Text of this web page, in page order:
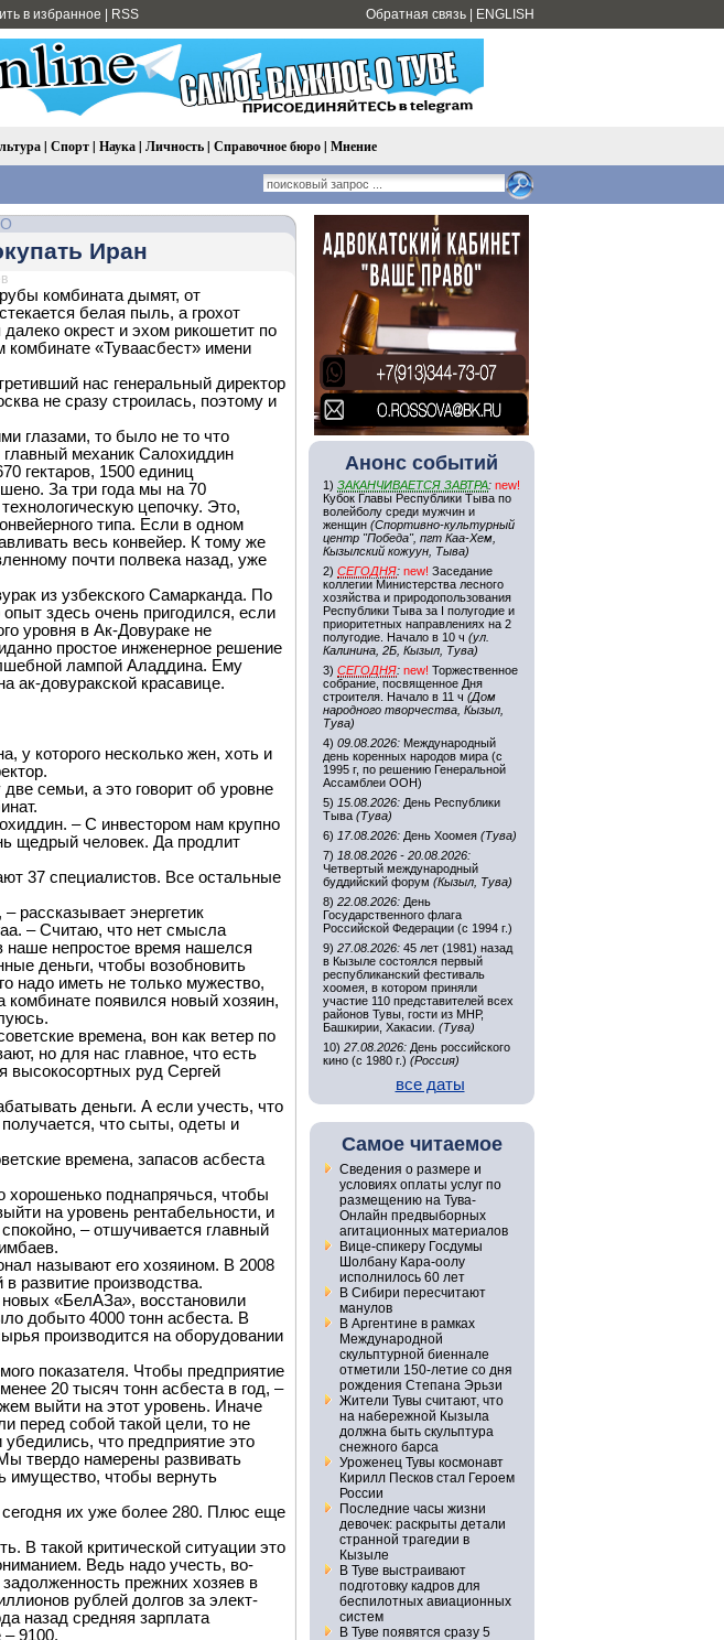
в избранное RSS Обратная связь ENGLISH
| Спорт| Наука| Личность| Справочное бюро| Мнение
Иран
комбината дымят, от
белая пыль, а грохот
окрест и эхом рикошетит по
«Туваасбест» имени
нас генеральный директор
не сразу строилась, поэтому и
глазами, то было не то что
механик Салохиддин
гектаров, 1500 единиц
За три года мы на 70
цепочку. Это,
типа. Если в одном
весь конвейер. К тому же
почти полвека назад, уже
из узбекского Самарканда. По
здесь очень пригодился, если
уровня в Ак-Довураке не
простое инженерное решение
лампой Аладдина. Ему
ак-довуракской красавице.
у которого несколько жен, хоть и
семьи, а это говорит об уровне
– С инвестором нам крупно
щедрый человек. Да продлит
37 специалистов. Все остальные
рассказывает энергетик
– Считаю, что нет смысла
наше непростое время нашелся
деньги, чтобы возобновить
надо иметь не только мужество,
комбинате появился новый хозяин,
времена, вон как ветер по
но для нас главное, что есть
высокосортных руд Сергей
деньги. А если учесть, что
что сыты, одеты и
времена, запасов асбеста
хорошенько поднапрячься, чтобы
на уровень рентабельности, и
– отшучивается главный
называют его хозяином. В 2008
развитие производства.
«БелАЗа», восстановили
добыто 4000 тонн асбеста. В
производится на оборудовании
показателя. Чтобы предприятие
20 тысяч тонн асбеста в год, –
выйти на этот уровень. Иначе
перед собой такой цели, то не
что предприятие это
твердо намерены развивать
имущество, чтобы вернуть
их уже более 280. Плюс еще
В такой критической ситуации это
Ведь надо учесть, во-
прежних хозяев в
рублей долгов за элект­
назад средняя зарплата
9100.
Анонс событий
1) ЗАКАНЧИВАЕТСЯ ЗАВТРА: new!
Кубок Главы Республики Тыва по
волейболу среди мужчин и
женщин (Спортивно-культурный
центр "Победа", пгт Каа-Хем,
Кызылский кожуун, Тыва)
2) СЕГОДНЯ: new! Заседание
коллегии Министерства лесного
хозяйства и природопользования
Республики Тыва за I полугодие и
приоритетных направлениях на 2
полугодие. Начало в 10 ч (ул.
Калинина, 2Б, Кызыл, Тува)
3) СЕГОДНЯ: new! Торжественное
собрание, посвященное Дня
строителя. Начало в 11 ч (Дом
народного творчества, Кызыл,
Тува)
4) 09.08.2026: Международный
день коренных народов мира (с
1995 г, по решению Генеральной
Ассамблеи ООН)
5) 15.08.2026: День Республики
Тыва (Тува)
6) 17.08.2026: День Хоомея (Тува)
7) 18.08.2026 - 20.08.2026:
Четвертый международный
буддийский форум (Кызыл, Тува)
8) 22.08.2026: День
Государственного флага
Российской Федерации (с 1994 г.)
9) 27.08.2026: 45 лет (1981) назад
в Кызыле состоялся первый
республиканский фестиваль
хоомея, в котором приняли
участие 110 представителей всех
районов Тувы, гости из МНР,
Башкирии, Хакасии. (Тува)
10) 27.08.2026: День российского
кино (с 1980 г.) (Россия)
все даты
Самое читаемое
Сведения о размере и
условиях оплаты услуг по
размещению на Тува-
Онлайн предвыборных
агитационных материалов
Вице-спикеру Госдумы
Шолбану Кара-оолу
исполнилось 60 лет
В Сибири пересчитают
манулов
В Аргентине в рамках
Международной
скульптурной биеннале
отметили 150-летие со дня
рождения Степана Эрьзи
Жители Тувы считают, что
на набережной Кызыла
должна быть скульптура
снежного барса
Уроженец Тувы космонавт
Кирилл Песков стал Героем
России
Последние часы жизни
девочек: раскрыты детали
странной трагедии в
Кызыле
В Туве выстраивают
подготовку кадров для
беспилотных авиационных
систем
В Туве появятся сразу 5